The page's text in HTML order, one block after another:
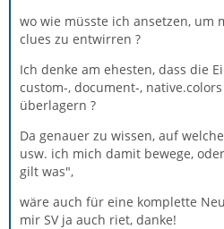
wo wie müsste ich ansetzen, um
clues zu entwirren ?
Ich denke am ehesten, dass die
custom-, document-,
überlagern ?
Da genauer zu wissen, auf
usw. ich mich damit bewege,
gilt was",
wäre auch für eine komplette
mir SV ja auch riet, danke!